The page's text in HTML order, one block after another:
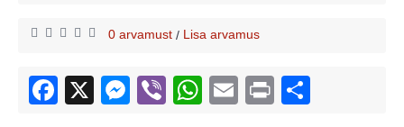
0 arvamust / Lisa arvamus